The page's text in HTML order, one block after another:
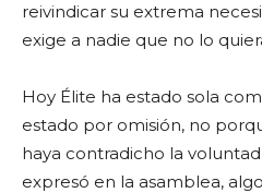
reivindicar su extrema
exige a nadie que no lo
Hoy Élite ha estado sola
estado por omisión, no
haya contradicho la
expresó en la asamblea,